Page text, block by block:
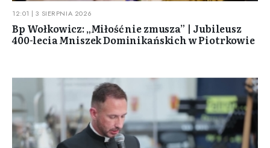
12:01 | 3 SIERPNIA 2026
Bp Wołkowicz: „Miłość nie zmusza” | Jubileusz
400-lecia Mniszek Dominikańskich w Piotrkowie